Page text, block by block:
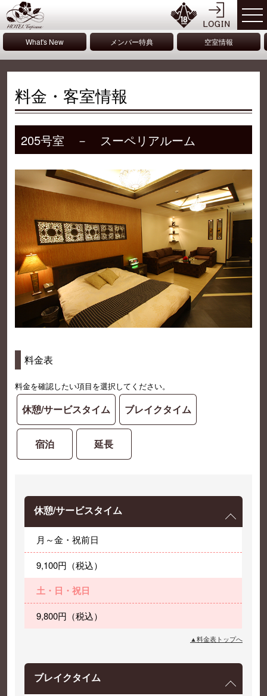
What's New メンバー特典 空室情報
料金・客室情報
205号室 － スーペリアルーム
料金表
料金を確認したい項目を選択してください。
休憩/サービスタイム ブレイクタイム
宿泊 延長
休憩/サービスタイム
月～金・祝前日
9,100円（税込）
土・日・祝日
9,800円（税込）
▲料金表トップへ
ブレイクタイム